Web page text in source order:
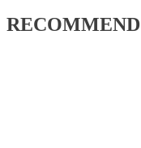
RECOMMEND